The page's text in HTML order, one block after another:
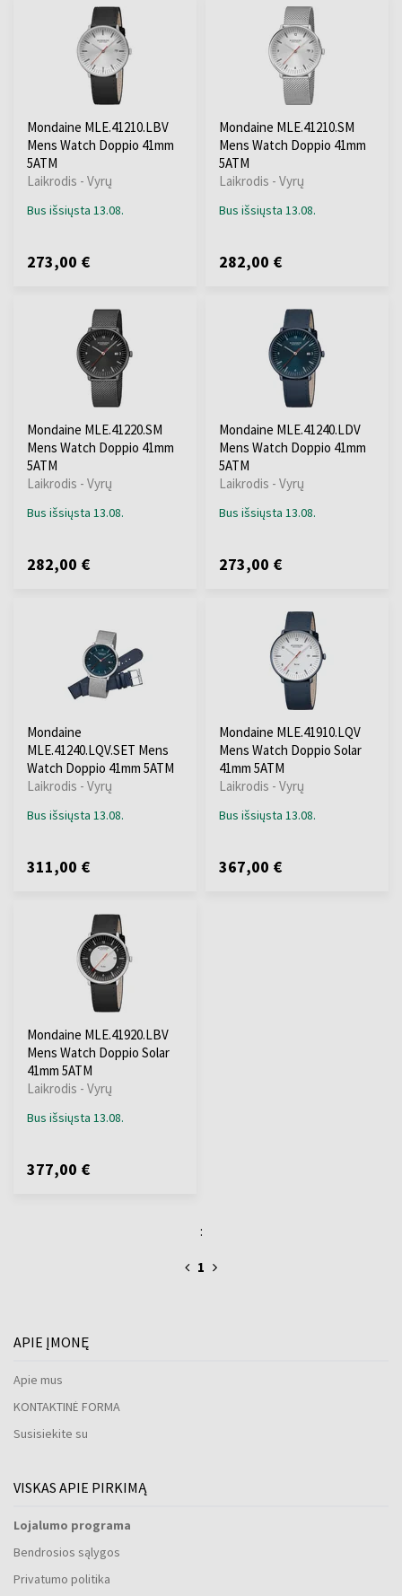
Mondaine MLE.41210.LBV
Mens Watch Doppio 41mm
5ATM
Laikrodis - Vyrų
Bus išsiųsta 13.08.
273,00 €
Mondaine MLE.41210.SM
Mens Watch Doppio 41mm
5ATM
Laikrodis - Vyrų
Bus išsiųsta 13.08.
282,00 €
Mondaine MLE.41220.SM
Mens Watch Doppio 41mm
5ATM
Laikrodis - Vyrų
Bus išsiųsta 13.08.
282,00 €
Mondaine MLE.41240.LDV
Mens Watch Doppio 41mm
5ATM
Laikrodis - Vyrų
Bus išsiųsta 13.08.
273,00 €
Mondaine
MLE.41240.LQV.SET Mens
Watch Doppio 41mm 5ATM
Laikrodis - Vyrų
Bus išsiųsta 13.08.
311,00 €
Mondaine MLE.41910.LQV
Mens Watch Doppio Solar
41mm 5ATM
Laikrodis - Vyrų
Bus išsiųsta 13.08.
367,00 €
Mondaine MLE.41920.LBV
Mens Watch Doppio Solar
41mm 5ATM
Laikrodis - Vyrų
Bus išsiųsta 13.08.
377,00 €
:
1
APIE ĮMONĘ
Apie mus
KONTAKTINĖ FORMA
Susisiekite su
VISKAS APIE PIRKIMĄ
Lojalumo programa
Bendrosios sąlygos
Privatumo politika